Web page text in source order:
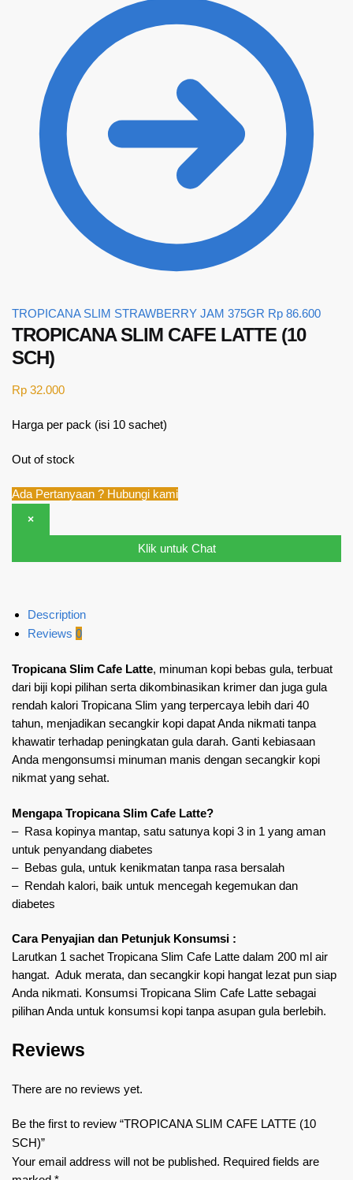
TROPICANA SLIM STRAWBERRY JAM 375GR Rp 86.600
TROPICANA SLIM CAFE LATTE (10
SCH)
Rp 32.000
Harga per pack (isi 10 sachet)
Out of stock
Ada Pertanyaan ? Hubungi kami
×
Klik untuk Chat
Description
Reviews 0
Tropicana Slim Cafe Latte, minuman kopi bebas gula, terbuat
dari biji kopi pilihan serta dikombinasikan krimer dan juga gula
rendah kalori Tropicana Slim yang terpercaya lebih dari 40
tahun, menjadikan secangkir kopi dapat Anda nikmati tanpa
khawatir terhadap peningkatan gula darah. Ganti kebiasaan
Anda mengonsumsi minuman manis dengan secangkir kopi
nikmat yang sehat.
Mengapa Tropicana Slim Cafe Latte?
– Rasa kopinya mantap, satu satunya kopi 3 in 1 yang aman
untuk penyandang diabetes
– Bebas gula, untuk kenikmatan tanpa rasa bersalah
– Rendah kalori, baik untuk mencegah kegemukan dan
diabetes
Cara Penyajian dan Petunjuk Konsumsi :
Larutkan 1 sachet Tropicana Slim Cafe Latte dalam 200 ml air
hangat. Aduk merata, dan secangkir kopi hangat lezat pun siap
Anda nikmati. Konsumsi Tropicana Slim Cafe Latte sebagai
pilihan Anda untuk konsumsi kopi tanpa asupan gula berlebih.
Reviews
There are no reviews yet.
Be the first to review “TROPICANA SLIM CAFE LATTE (10
SCH)”
Your email address will not be published. Required fields are